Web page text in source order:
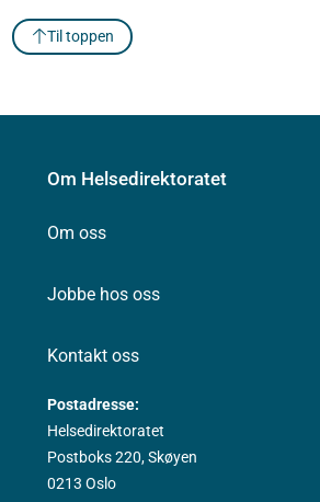
Til toppen
Om Helsedirektoratet
Om oss
Jobbe hos oss
Kontakt oss
Postadresse:
Helsedirektoratet
Postboks 220, Skøyen
0213 Oslo